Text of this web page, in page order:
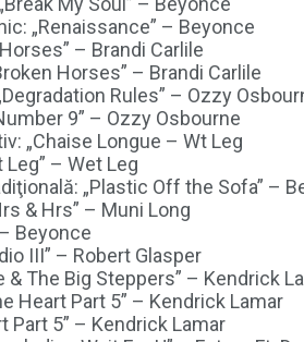
„Renaissance” – Beyonce
– Brandi Carlile
Horses” – Brandi Carlile
Rules” – Ozzy
9” – Ozzy Osbourne
„Chaise Longue – Wt Leg
Leg” – Wet Leg
„Plastic Off the Sofa” –
& Hrs” – Muni Long
Beyonce
III” – Robert Glasper
& The Big Steppers” – Kendrick
Heart Part 5” – Kendrick Lamar
Part 5” – Kendrick Lamar